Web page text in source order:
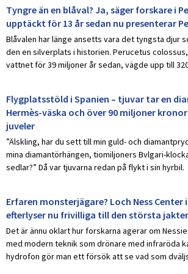
Tyngre än en blåval? Ja, säger forskare i
upptäckt för 13 år sedan nu presenterar
Blåvalen har länge ansetts vara det tyngsta djur
den en silverplats i historien. Perucetus
vattnet för 39 miljoner år sedan, vägde upp till
Flygplatsstöld i Spanien – tjuvar tar en
Hermès-väska och över 90 miljoner
juveler
”Älskling, har du sett till min guld- och
mina diamantörhängen, tiomiljoners Bvlgari-
sedlar?” Då var tjuvarna redan på flykt i sin hyrbil.
Erfaren monsterjägare? Loch Ness
efterlyser nu frivilliga till den största
Det är ännu oklart hur forskarna agerar om
med modern teknik som drönare med infraröda
hydrofon gör man ett försök att se vad som